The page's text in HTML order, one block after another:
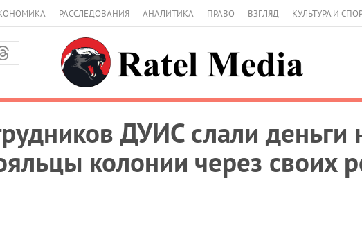
РАССЛЕДОВАНИЯ АНАЛИТИКА ПРАВО ВЗГЛЯД КУЛЬТУРА И
ДУИС слали деньги
колонии через своих